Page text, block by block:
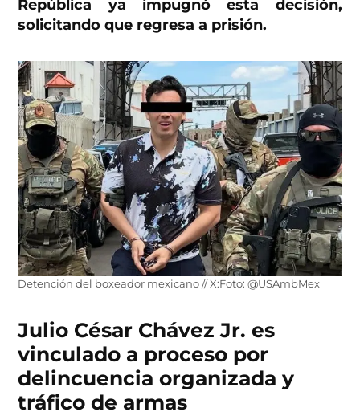
República ya impugnó esta decisión,
solicitando que regresa a prisión.
Detención del boxeador mexicano // X:Foto: @USAmbMex
Julio César Chávez Jr. es
vinculado a proceso por
delincuencia organizada y
tráfico de armas